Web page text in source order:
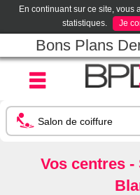
En continuant sur ce site, vous
statistiques.
Je
Bons Plans
Vos centres